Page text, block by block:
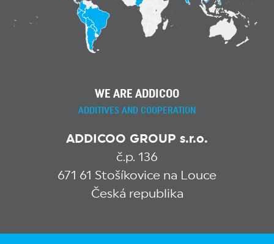
WE ARE ADDICOO
ADDITIVES AND COOPERATION
ADDICOO GROUP s.r.o.
č.p. 136
671 61 Stošíkovice na Louce
Česká republika